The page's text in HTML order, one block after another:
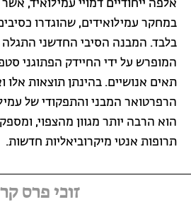
אלפה ייחודיים דמויי עמילואיד, אשר
במחקר עמילואידים, שהוגדרו
המופרש על ידי החיידק הפתוגני
תאים אנושיים. בהינתן תוצאות אלו
הרפרטואר המבני והתפקודי של
הוא הרבה יותר מגוון מהצפוי,
תרופות אנטי מיקרוביאליות חדשות.
זוכי פרס